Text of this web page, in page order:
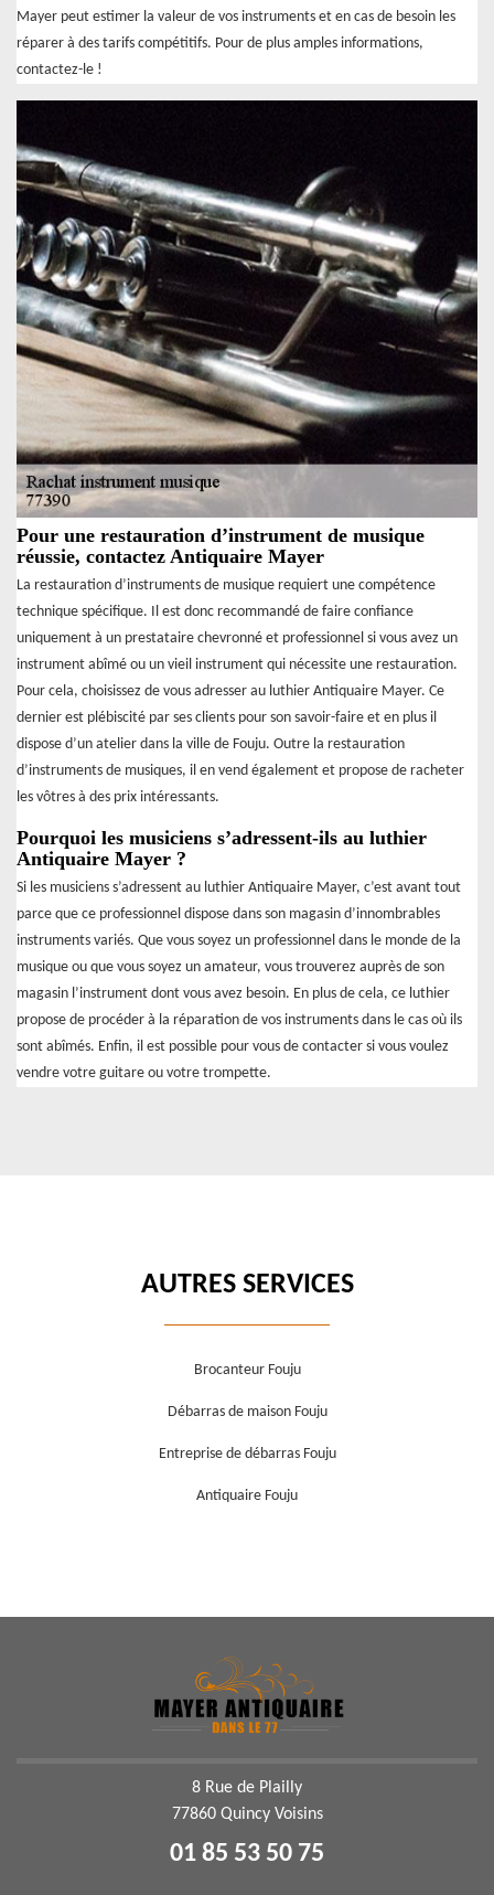
Mayer peut estimer la valeur de vos instruments et en cas de besoin les
réparer à des tarifs compétitifs. Pour de plus amples informations,
contactez-le !
Pour une restauration d’instrument de musique
réussie, contactez Antiquaire Mayer
La restauration d’instruments de musique requiert une compétence
technique spécifique. Il est donc recommandé de faire confiance
uniquement à un prestataire chevronné et professionnel si vous avez un
instrument abîmé ou un vieil instrument qui nécessite une restauration.
Pour cela, choisissez de vous adresser au luthier Antiquaire Mayer. Ce
dernier est plébiscité par ses clients pour son savoir-faire et en plus il
dispose d’un atelier dans la ville de Fouju. Outre la restauration
d’instruments de musiques, il en vend également et propose de racheter
les vôtres à des prix intéressants.
Pourquoi les musiciens s’adressent-ils au luthier
Antiquaire Mayer ?
Si les musiciens s’adressent au luthier Antiquaire Mayer, c’est avant tout
parce que ce professionnel dispose dans son magasin d’innombrables
instruments variés. Que vous soyez un professionnel dans le monde de la
musique ou que vous soyez un amateur, vous trouverez auprès de son
magasin l’instrument dont vous avez besoin. En plus de cela, ce luthier
propose de procéder à la réparation de vos instruments dans le cas où ils
sont abîmés. Enfin, il est possible pour vous de contacter si vous voulez
vendre votre guitare ou votre trompette.
AUTRES SERVICES
Brocanteur Fouju
Débarras de maison Fouju
Entreprise de débarras Fouju
Antiquaire Fouju
8 Rue de Plailly
77860 Quincy Voisins
01 85 53 50 75